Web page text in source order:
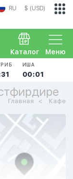
RU $ (USD)
Меню
Каталог
ИША
00:01
Главная Кафе